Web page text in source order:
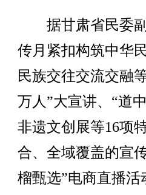
据甘肃省民委副
传月紧扣构筑中华
民族交往交流交融
万人”大宣讲、“道
非遗文创展等16项
合、全域覆盖的宣
榴甄选”电商直播